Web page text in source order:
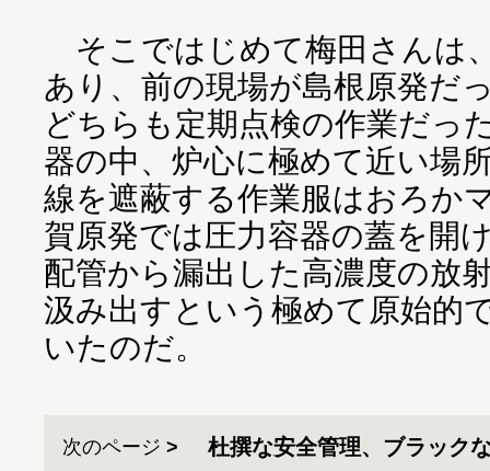
そこではじめて梅田さんは
あり、前の現場が島根原発だ
どちらも定期点検の作業だっ
器の中、炉心に極めて近い場
線を遮蔽する作業服はおろか
賀原発では圧力容器の蓋を開
配管から漏出した高濃度の放
汲み出すという極めて原始的
いたのだ。
次のページ 杜撰な安全管理、ブラック